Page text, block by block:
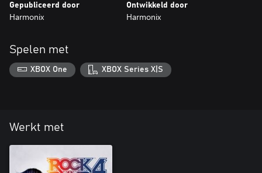
Gepubliceerd door
Harmonix
Ontwikkeld door
Harmonix
Spelen met
XBOX One XBOX Series X|S
Werkt met